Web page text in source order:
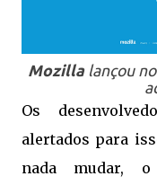
Mozilla lançou
Os
alertados para
nada mudar, o